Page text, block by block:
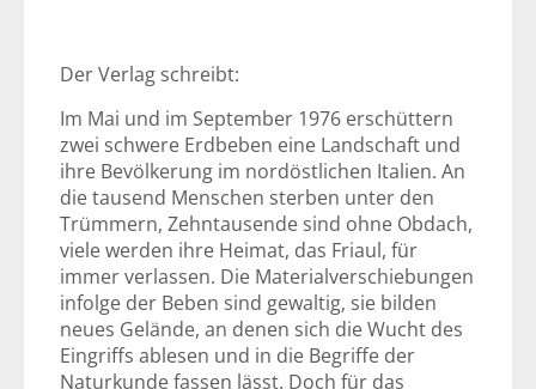
Der Verlag schreibt:
Im Mai und im September 1976 erschüttern
zwei schwere Erdbeben eine Landschaft und
ihre Bevölkerung im nordöstlichen Italien. An
die tausend Menschen sterben unter den
Trümmern, Zehntausende sind ohne Obdach,
viele werden ihre Heimat, das Friaul, für
immer verlassen. Die Materialverschiebungen
infolge der Beben sind gewaltig, sie bilden
neues Gelände, an denen sich die Wucht des
Eingriffs ablesen und in die Begriffe der
Naturkunde fassen lässt. Doch für das